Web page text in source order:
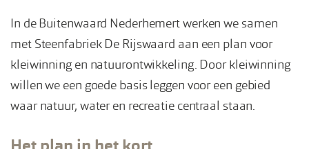
In de Buitenwaard Nederhemert werken we samen
met Steenfabriek De Rijswaard aan een plan voor
kleiwinning en natuurontwikkeling. Door kleiwinning
willen we een goede basis leggen voor een gebied
waar natuur, water en recreatie centraal staan.